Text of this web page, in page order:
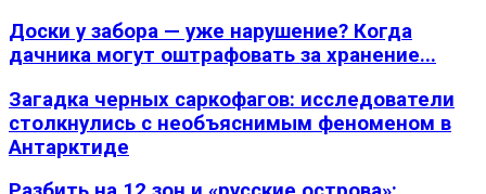
Доски у забора — уже нарушение? Когда
дачника могут оштрафовать за хранение...
Загадка черных саркофагов: исследователи
столкнулись с необъяснимым феноменом в
Антарктиде